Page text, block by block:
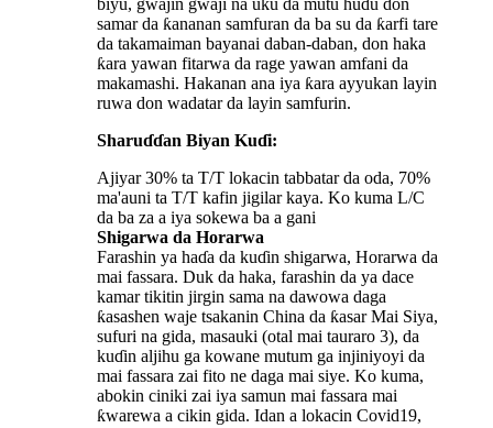
samar da ƙananan samfuran da ba su da ƙarfi tare
da takamaiman bayanai daban-daban, don haka
ƙara yawan fitarwa da rage yawan amfani da
makamashi. Hakanan ana iya ƙara ayyukan layin
ruwa don wadatar da layin samfurin.
Sharuɗɗan Biyan Kuɗi:
Ajiyar 30% ta T/T lokacin tabbatar da oda, 70%
ma'auni ta T/T kafin jigilar kaya. Ko kuma L/C
da ba za a iya sokewa ba a gani
Shigarwa da Horarwa
Farashin ya haɗa da kuɗin shigarwa, Horarwa da
mai fassara. Duk da haka, farashin da ya dace
kamar tikitin jirgin sama na dawowa daga
ƙasashen waje tsakanin China da ƙasar Mai Siya,
sufuri na gida, masauki (otal mai tauraro 3), da
kuɗin aljihu ga kowane mutum ga injiniyoyi da
mai fassara zai fito ne daga mai siye. Ko kuma,
abokin ciniki zai iya samun mai fassara mai
ƙwarewa a cikin gida. Idan a lokacin Covid19,